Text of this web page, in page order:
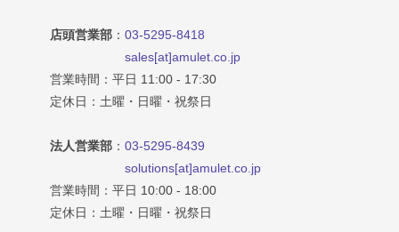
店頭営業部 ： 03-5295-8418
sales[at]amulet.co.jp
営業時間：平日 11:00 - 17:30
定休日：土曜・日曜・祝祭日
法人営業部 ： 03-5295-8439
solutions[at]amulet.co.jp
営業時間：平日 10:00 - 18:00
定休日：土曜・日曜・祝祭日